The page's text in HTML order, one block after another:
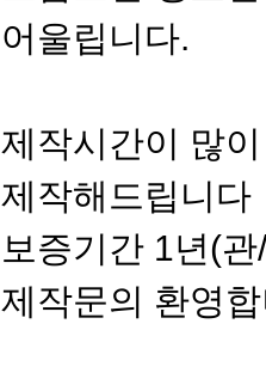
어울립니다.
제작시간이 많
제작해드립니다
보증기간 1년(
제작문의 환영